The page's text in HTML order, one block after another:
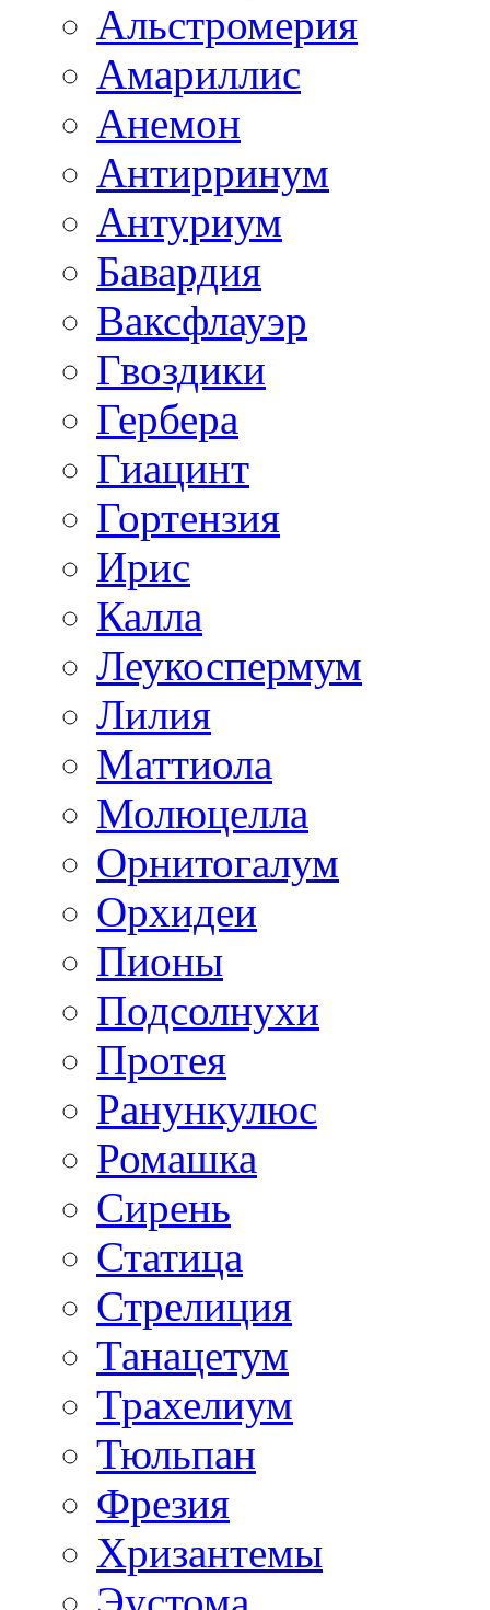
Альстромерия
Амариллис
Анемон
Антирринум
Антуриум
Бавардия
Ваксфлауэр
Гвоздики
Гербера
Гиацинт
Гортензия
Ирис
Калла
Леукоспермум
Лилия
Маттиола
Молюцелла
Орнитогалум
Орхидеи
Пионы
Подсолнухи
Протея
Ранункулюс
Ромашка
Сирень
Статица
Стрелиция
Танацетум
Трахелиум
Тюльпан
Фрезия
Хризантемы